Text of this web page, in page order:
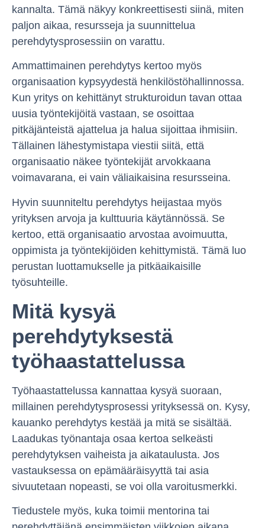
kannalta. Tämä näkyy konkreettisesti siinä, miten
paljon aikaa, resursseja ja suunnittelua
perehdytysprosessiin on varattu.
Ammattimainen perehdytys kertoo myös
organisaation kypsyydestä henkilöstöhallinnossa.
Kun yritys on kehittänyt strukturoidun tavan ottaa
uusia työntekijöitä vastaan, se osoittaa
pitkäjänteistä ajattelua ja halua sijoittaa ihmisiin.
Tällainen lähestymistapa viestii siitä, että
organisaatio näkee työntekijät arvokkaana
voimavarana, ei vain väliaikaisina resursseina.
Hyvin suunniteltu perehdytys heijastaa myös
yrityksen arvoja ja kulttuuria käytännössä. Se
kertoo, että organisaatio arvostaa avoimuutta,
oppimista ja työntekijöiden kehittymistä. Tämä luo
perustan luottamukselle ja pitkäaikaisille
työsuhteille.
Mitä kysyä
perehdytyksestä
työhaastattelussa
Työhaastattelussa kannattaa kysyä suoraan,
millainen perehdytysprosessi yrityksessä on. Kysy,
kauanko perehdytys kestää ja mitä se sisältää.
Laadukas työnantaja osaa kertoa selkeästi
perehdytyksen vaiheista ja aikataulusta. Jos
vastauksessa on epämääräisyyttä tai asia
sivuutetaan nopeasti, se voi olla varoitusmerkki.
Tiedustele myös, kuka toimii mentorina tai